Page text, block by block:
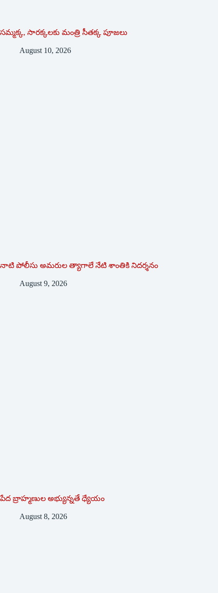
సమ్మక్క, సారక్కలకు మంత్రి సీతక్క పూజలు
August 10, 2026
నాటి పోలీసు అమరుల త్యాగాలే నేటి శాంతికి నిదర్శనం
August 9, 2026
పేద బ్రాహ్మణుల అభ్యున్నతే ధ్యేయం
August 8, 2026